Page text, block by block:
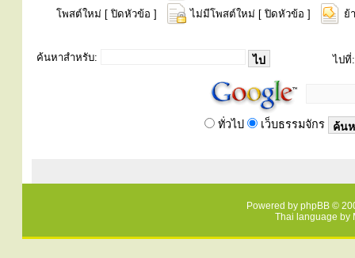
โพสต์ใหม่ [ ปิดหัวข้อ ]
ไม่มีโพสต์ใหม่ [ ปิดหัวข้อ ] ย้
ค้นหาสำหรับ: ไปที่:
ทั่วไป เว็บธรรมจักร
Powered by phpBB ©
Thai language by